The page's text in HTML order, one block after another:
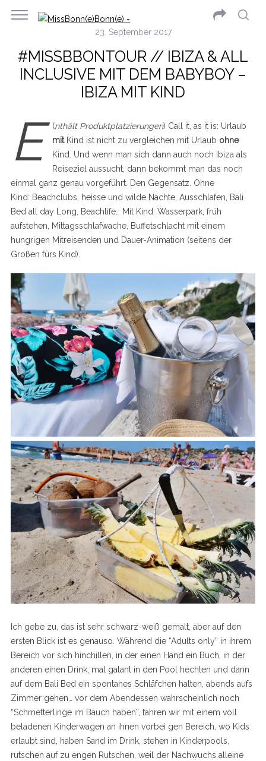
23. September 2017
#MISSBBONTOUR // IBIZA & ALL
INCLUSIVE MIT DEM BABYBOY –
IBIZA MIT KIND
(
E nthält Produktplatzierungen) Call it, as it is: Urlaub
mitKind ist nicht zu vergleichen mit Urlaub ohne
Kind. Und wenn man sich dann auch noch Ibiza als
Reiseziel aussucht, dann bekommt man das noch
einmal ganz genau vorgeführt. Den Gegensatz. Ohne
Kind: Beachclubs, heisse und wilde Nächte, Ausschlafen, Bali
Bed all day Long, Beachlife… Mit Kind: Wasserpark, früh
aufstehen, Mittagsschlafwache, Buffetschlacht mit einem
hungrigen Mitreisenden und Dauer-Animation (seitens der
Großen fürs Kind).
Ich gebe zu, das ist sehr schwarz-weiß gemalt, aber auf den
ersten Blick ist es genauso. Während die “Adults only” in ihrem
Bereich vor sich hinchillen, in der einen Hand ein Buch, in der
anderen einen Drink, mal galant in den Pool hechten und dann
auf dem Bali Bed ein spontanes Schläfchen halten, abends aufs
Zimmer gehen… vor dem Abendessen wahrscheinlich noch
“Schmetterlinge im Bauch haben”, fahren wir mit einem voll
beladenen Kinderwagen an ihnen vorbei gen Bereich, wo Kids
erlaubt sind, haben Sand im Drink, stehen in Kinderpools,
rutschen auf zu engen Rutschen, weil der Nachwuchs alleine